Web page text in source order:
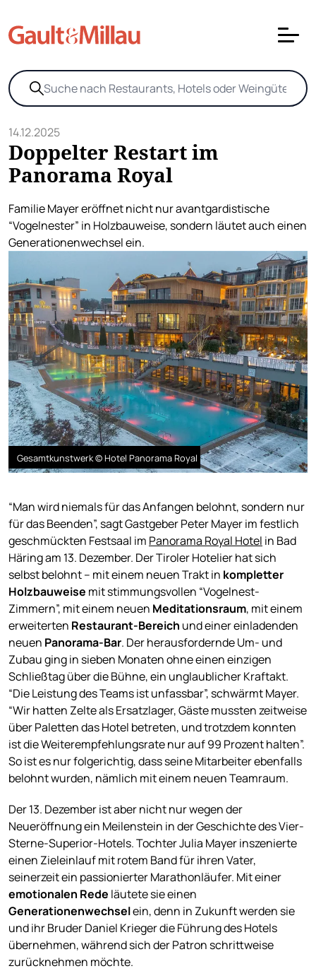
14.12.2025
Doppelter Restart im
Panorama Royal
Familie Mayer eröffnet nicht nur avantgardistische
“Vogelnester” in Holzbauweise, sondern läutet auch einen
Generationenwechsel ein.
Gesamtkunstwerk © Hotel Panorama Royal
“Man wird niemals für das Anfangen belohnt, sondern nur
für das Beenden”, sagt Gastgeber Peter Mayer im festlich
geschmückten Festsaal im Panorama Royal Hotel in Bad
Häring am 13. Dezember. Der Tiroler Hotelier hat sich
selbst belohnt – mit einem neuen Trakt in kompletter
Holzbauweise mit stimmungsvollen “Vogelnest-
Zimmern”, mit einem neuen Meditationsraum, mit einem
erweiterten Restaurant-Bereich und einer einladenden
neuen Panorama-Bar. Der herausfordernde Um- und
Zubau ging in sieben Monaten ohne einen einzigen
Schließtag über die Bühne, ein unglaublicher Kraftakt.
“Die Leistung des Teams ist unfassbar”, schwärmt Mayer.
“Wir hatten Zelte als Ersatzlager, Gäste mussten zeitweise
über Paletten das Hotel betreten, und trotzdem konnten
ist die Weiterempfehlungsrate nur auf 99 Prozent halten”.
So ist es nur folgerichtig, dass seine Mitarbeiter ebenfalls
belohnt wurden, nämlich mit einem neuen Teamraum.
Der 13. Dezember ist aber nicht nur wegen der
Neueröffnung ein Meilenstein in der Geschichte des Vier-
Sterne-Superior-Hotels. Tochter Julia Mayer inszenierte
einen Zieleinlauf mit rotem Band für ihren Vater,
seinerzeit ein passionierter Marathonläufer. Mit einer
emotionalen Rede läutete sie einen
Generationenwechselein, denn in Zukunft werden sie
und ihr Bruder Daniel Krieger die Führung des Hotels
übernehmen, während sich der Patron schrittweise
zurücknehmen möchte.